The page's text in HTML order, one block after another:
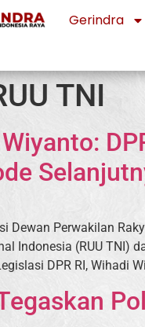
Gerindra
TNI
Dewan Perwakilan
Indonesia (RUU TNI)
DPR RI, Wihadi